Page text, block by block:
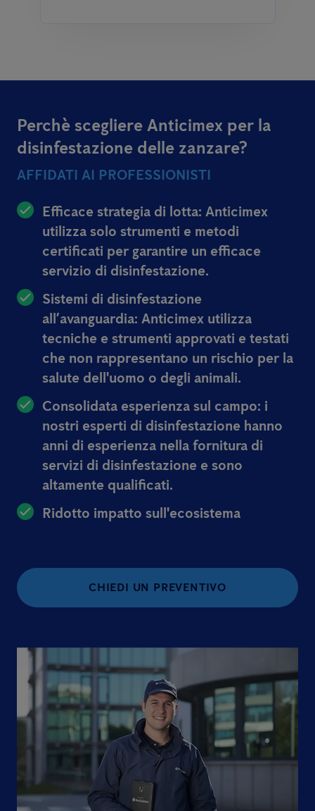
Perchè scegliere Anticimex per la
disinfestazione delle zanzare?
AFFIDATI AI PROFESSIONISTI
Efficace strategia di lotta: Anticimex
utilizza solo strumenti e metodi
certificati per garantire un efficace
servizio di disinfestazione.
Sistemi di disinfestazione
all’avanguardia: Anticimex utilizza
tecniche e strumenti approvati e testati
che non rappresentano un rischio per la
salute dell'uomo o degli animali.
Consolidata esperienza sul campo: i
nostri esperti di disinfestazione hanno
anni di esperienza nella fornitura di
servizi di disinfestazione e sono
altamente qualificati.
Ridotto impatto sull'ecosistema
CHIEDI UN PREVENTIVO